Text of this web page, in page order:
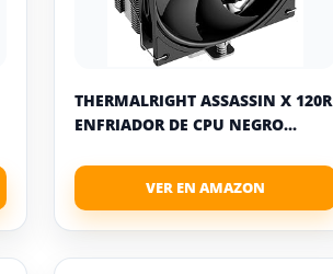
THERMALRIGHT ASSASSIN X 120R
ENFRIADOR DE CPU NEGRO...